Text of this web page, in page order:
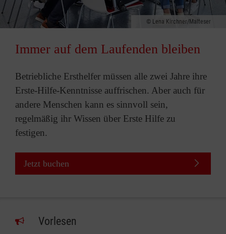
Lena Kirchner/Malteser
Immer auf dem Laufenden bleiben
Betriebliche Ersthelfer müssen alle zwei Jahre ihre
Erste-Hilfe-Kenntnisse auffrischen. Aber auch für
andere Menschen kann es sinnvoll sein,
regelmäßig ihr Wissen über Erste Hilfe zu
festigen.
Jetzt buchen
Vorlesen